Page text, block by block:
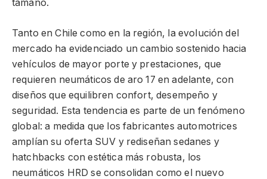
tamaño.
Tanto en Chile como en la región, la evolución del
mercado ha evidenciado un cambio sostenido hacia
vehículos de mayor porte y prestaciones, que
requieren neumáticos de aro 17 en adelante, con
diseños que equilibren confort, desempeño y
seguridad. Esta tendencia es parte de un fenómeno
global: a medida que los fabricantes automotrices
amplían su oferta SUV y rediseñan sedanes y
hatchbacks con estética más robusta, los
neumáticos HRD se consolidan como el nuevo